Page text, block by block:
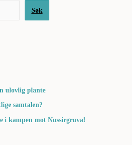
Søk
ulovlig plante
samtalen?
i kampen mot Nussirgruva!